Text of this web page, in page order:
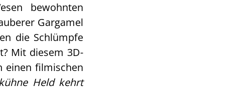
bewohnten
Gargamel
die Schlümpfe
Mit diesem 3D-
einen filmischen
Held kehrt